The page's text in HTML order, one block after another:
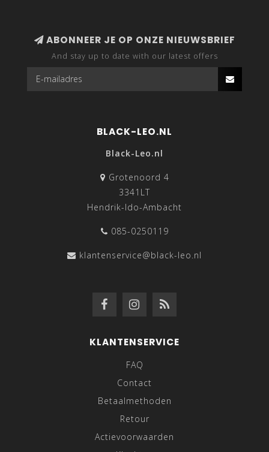
ABONNEER JE OP ONZE NIEUWSBRIEF
And stay up to date with our latest offers
BLACK-LEO.NL
Black-Leo.nl
Grotenoord 4
3341LT
Hendrik-Ido-Ambacht
085-0250119
klantenservice@black-leo.nl
KLANTENSERVICE
FAQ
Contact
Betaalmethoden
Retour
Actievoorwaarden